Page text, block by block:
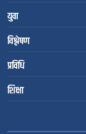
युवा
विश्लेषण
प्रविधि
शिक्षा